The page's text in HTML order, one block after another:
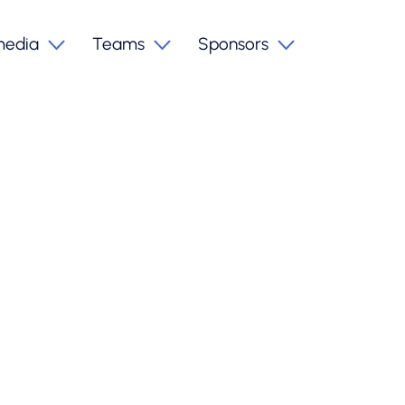
Teams Sponsors